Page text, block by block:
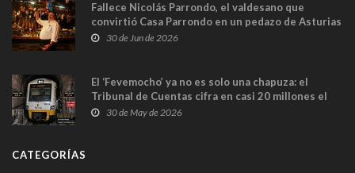
Fallece Nicolás Parrondo, el valdesano que
convirtió Casa Parrondo en un pedazo de Asturias
en Madrid
30 de Jun de 2026
El ‘Fevemocho’ ya no es solo una chapuza: el
Tribunal de Cuentas cifra en casi 20 millones el
sobrecoste de los trenes que no cabían por los
30 de May de 2026
CATEGORÍAS